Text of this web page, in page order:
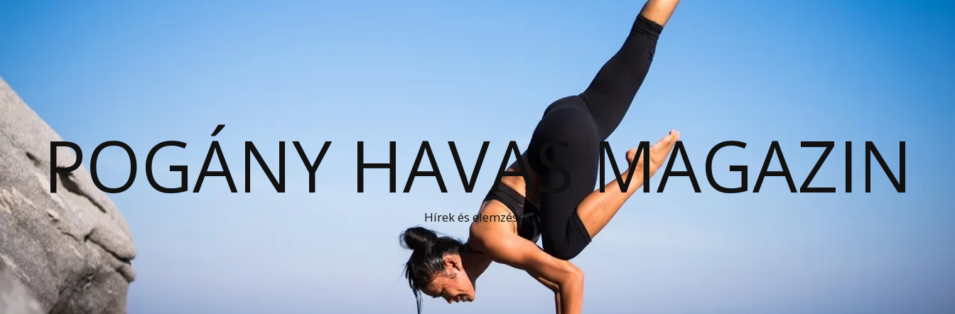
POGÁNY HAVAS MAGAZIN
Hírek és elemzések